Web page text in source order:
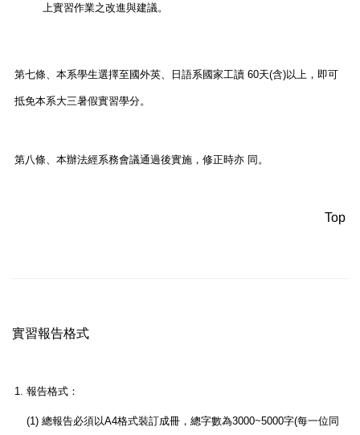
上實習作業之改進與建議。
第七條、 本系學生選擇至國外英、日語系國家工讀 60天(含)以上，即可
抵免本系大三暑假實習學分。
第八條、 本辦法經系務會議通過後實施，修正時亦 同。
Top
實習報告格式
1. 報告格式：
(1) 總報告必須以A4格式裝訂成冊，總字數為3000~5000字(每一位同